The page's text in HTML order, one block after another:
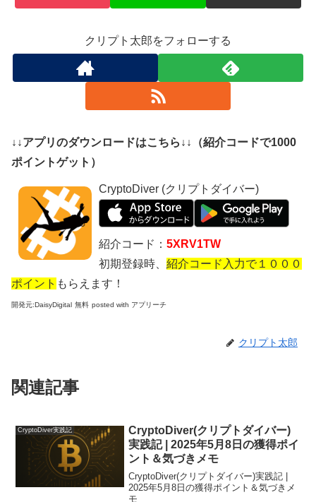
クリプト太郎をフォローする
↓↓アプリのダウンロードはこちら↓↓（紹介コードで1000
ポイントゲット）
CryptoDiver (クリプトダイバー)
紹介コード： 5XRV1TW
初期登録時、 紹介コード入力で１０００
ポイント もらえます！
開発元:DaisyDigital 無料 posted with アプリーチ
クリプト太郎
関連記事
CryptoDiver実践記
CryptoDiver(クリプトダイバー)
実践記 | 2025年5月8日の獲得ポイ
ント＆気づきメモ
CryptoDiver(クリプトダイバー)実践記 |
2025年5月8日の獲得ポイント＆気づきメ
モ